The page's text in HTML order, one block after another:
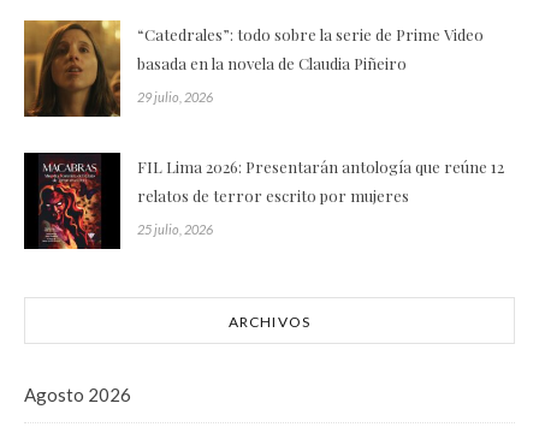
“Catedrales”: todo sobre la serie de Prime Video
basada en la novela de Claudia Piñeiro
29 julio, 2026
FIL Lima 2026: Presentarán antología que reúne 12
relatos de terror escrito por mujeres
25 julio, 2026
ARCHIVOS
Agosto 2026